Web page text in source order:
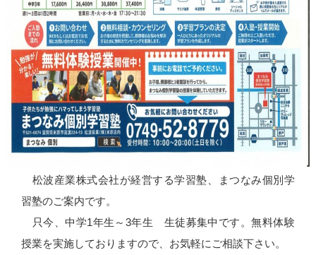
松波産業株式会社が経営する学習塾、まつなみ個別学
習塾のご案内です。
只今、中学1年生～3年生 生徒募集中です。無料体験
授業を実施しておりますので、お気軽にご相談下さい。